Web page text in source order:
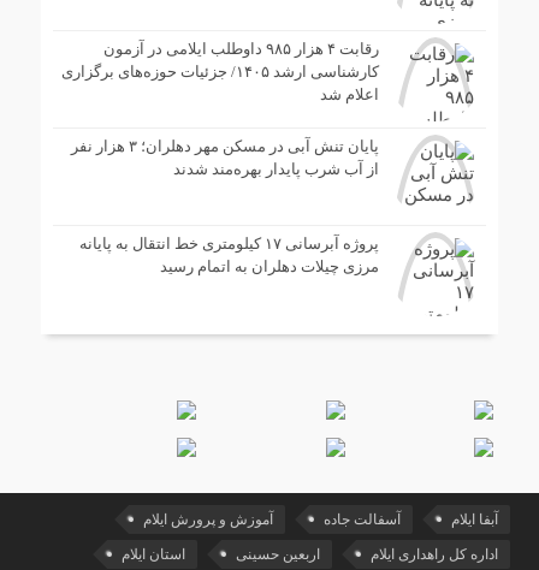
رقابت ۴ هزار ۹۸۵ داوطلب ایلامی در آزمون
کارشناسی ارشد ۱۴۰۵/ جزئیات حوزه‌های برگزاری
اعلام شد
پایان تنش آبی در مسکن مهر دهلران؛ ۳ هزار نفر
از آب شرب پایدار بهره‌مند شدند
پروژه آبرسانی ۱۷ کیلومتری خط انتقال به پایانه
مرزی چیلات دهلران به اتمام رسید
آبفا ایلام آسفالت جاده آموزش و پرورش ایلام
اداره کل راهداری ایلام اربعین حسینی استان ایلام